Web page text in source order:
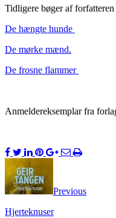
Tidligere bøger af
De hængte hunde
De mørke mænd.
De frosne flammer
Anmeldereksemplar fra
Previous
Hjerteknuser